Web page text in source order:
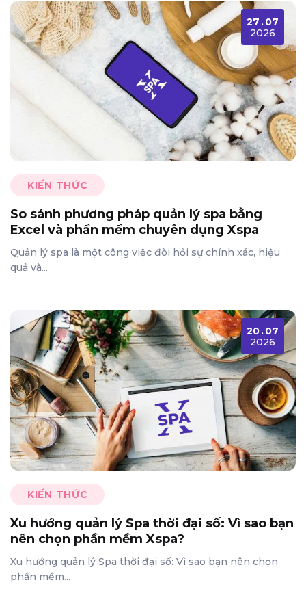
KIẾN THỨC
So sánh phương pháp quản lý spa bằng
Excel và phần mềm chuyên dụng Xspa
Quản lý spa là một công việc đòi hỏi sự chính xác, hiệu
quả và...
27 .07
2026
KIẾN THỨC
Xu hướng quản lý Spa thời đại số: Vì sao bạn
nên chọn phần mềm Xspa?
Xu hướng quản lý Spa thời đại số: Vì sao bạn nên chọn
phần mềm...
20.07
2026